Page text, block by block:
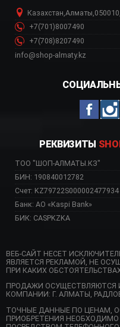
Казахстан Алматы 050010
+7(701)8007490
+7(708)8207490
info@shop-almaty.kz
РЕКВИЗИТЫ
ТОО "ШОП-АЛМАТЫ.КЗ"
БИН: 190840012782
Счет: KZ79722S000002477934
Банк: АО «Kaspi Bank»
БИК: CASPKZKA
ВЕБ-САЙТ НЕСЕТ
ЯВЛЯЕТСЯ РЕКЛАМОЙ, НЕ
ПРИ КАКИХ
ПРОДАЖИ ОСУЩЕСТВЛЯЮТСЯ
КОМПАНИИ: Г. АЛМАТЫ,
ТОЧНЫЕ ДАННЫЕ ПО ЦЕНАМ,
ПРИОБРЕТЕНИЯ